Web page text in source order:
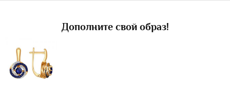
Дополните свой образ!